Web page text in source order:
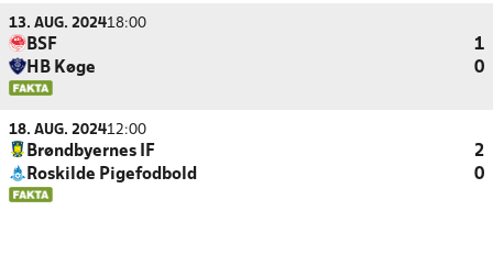
13. AUG. 202418:00
BSF
1
HB Køge
0
18. AUG. 202412:00
Brøndbyernes IF
2
Roskilde Pigefodbold
0